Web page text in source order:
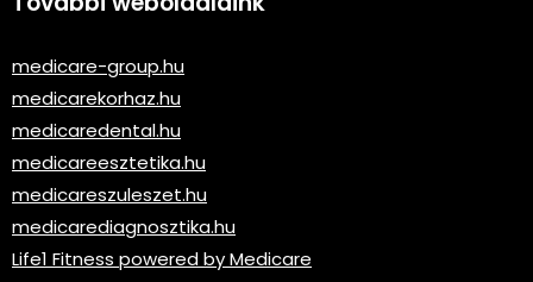
medicare-group.hu
medicarekorhaz.hu
medicaredental.hu
medicareesztetika.hu
medicareszuleszet.hu
medicarediagnosztika.hu
Life1 Fitness powered by Medicare